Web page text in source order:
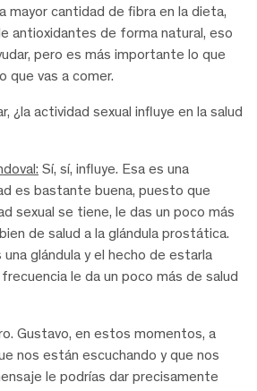
mayor cantidad de fibra en la dieta,
antioxidantes de forma natural, eso
pero es más importante lo que
que vas a comer.
¿la actividad sexual influye en la salud
Sí, sí, influye. Esa es una
es bastante buena, puesto que
sexual se tiene, le das un poco más
de salud a la glándula prostática.
glándula y el hecho de estarla
le da un poco más de salud
Gustavo, en estos momentos, a
nos están escuchando y que nos
le podrías dar precisamente